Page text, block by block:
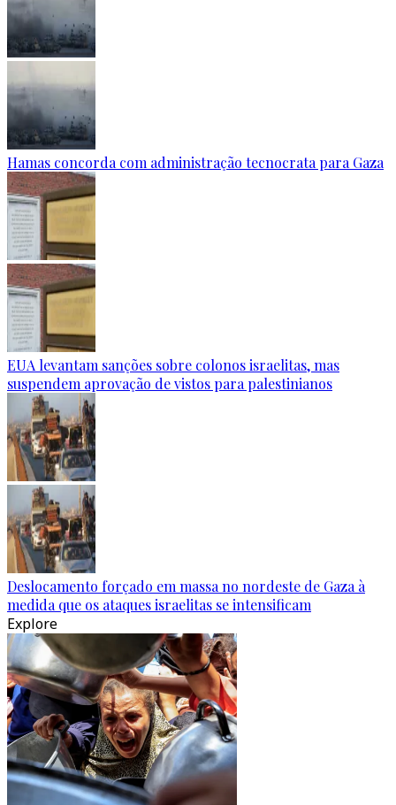
Hamas concorda com administração tecnocrata para Gaza
EUA levantam sanções sobre colonos israelitas, mas
suspendem aprovação de vistos para palestinianos
Deslocamento forçado em massa no nordeste de Gaza à
medida que os ataques israelitas se intensificam
Explore